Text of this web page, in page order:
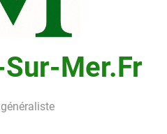
Mer.fr